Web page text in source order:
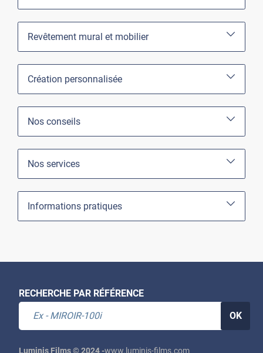
Revêtement mural et mobilier
Création personnalisée
Nos conseils
Nos services
Informations pratiques
RECHERCHE PAR RÉFÉRENCE
OK
Luminis Films © 2024 -www.luminis-films.com